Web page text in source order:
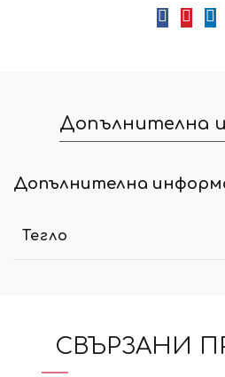
Допълнителна
Допълнителна
Тегло
СВЪРЗАНИ